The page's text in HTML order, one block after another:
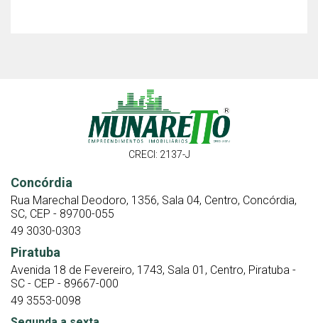
CRECI: 2137-J
Concórdia
Rua Marechal Deodoro, 1356, Sala 04, Centro, Concórdia,
SC, CEP - 89700-055
49 3030-0303
Piratuba
Avenida 18 de Fevereiro, 1743, Sala 01, Centro, Piratuba -
SC - CEP - 89667-000
49 3553-0098